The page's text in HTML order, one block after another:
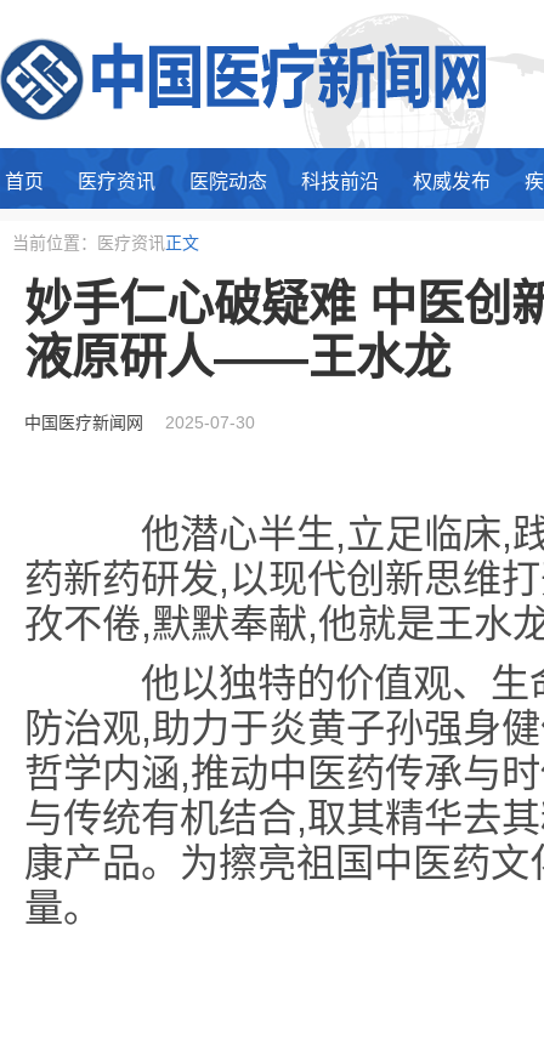
首页 医疗资讯 医院动态 科技前沿 权威发布
当前位置：医疗资讯 正文
妙手仁心破疑难 中医创
液原研人——王水龙
中国医疗新闻网 2025-07-30
他潜心半生,立足临床,践
药新药研发,以现代创新思维
孜不倦,默默奉献,他就是王水
他以独特的价值观、生
防治观,助力于炎黄子孙强身
哲学内涵,推动中医药传承与
与传统有机结合,取其精华去
康产品。为擦亮祖国中医药
量。